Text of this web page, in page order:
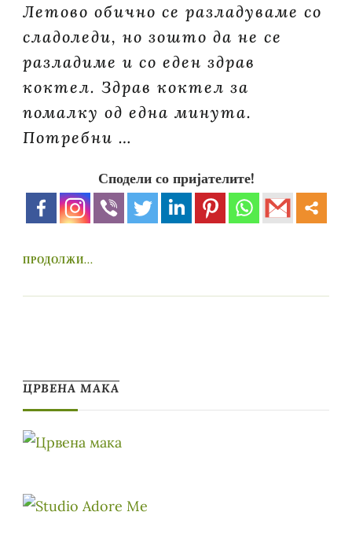
Летово обично се разладуваме со
сладоледи, но зошто да не се
разладиме и со еден здрав
коктел. Здрав коктел за
помалку од една минута.
Потребни …
Сподели со пријателите!
ПРОДОЛЖИ...
ЦРВЕНА МАКА